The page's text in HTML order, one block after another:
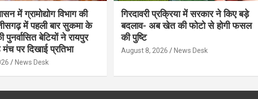
में ग्रामोद्योग विभाग की
में पहली बार सुकमा के
पुनर्वासित बेटियों ने रायपुर
पर दिखाई प्रतिभा
News Desk
गिरदावरी प्रक्रिया में सरकार ने किए बड़े
बदलाव- अब खेत की फोटो से होगी फसल
की पुष्टि
August 8, 2026 News Desk